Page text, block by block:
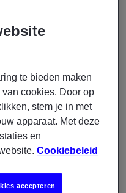
je een dynamische
als Trainee?
te bieden maken
cookies. Door op
stem je in met
apparaat. Met deze
en
Cookiebeleid
accepteren